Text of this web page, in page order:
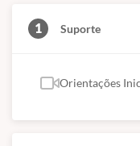
- Meu certificado é aceito
superior.
1 Suporte
Orientações